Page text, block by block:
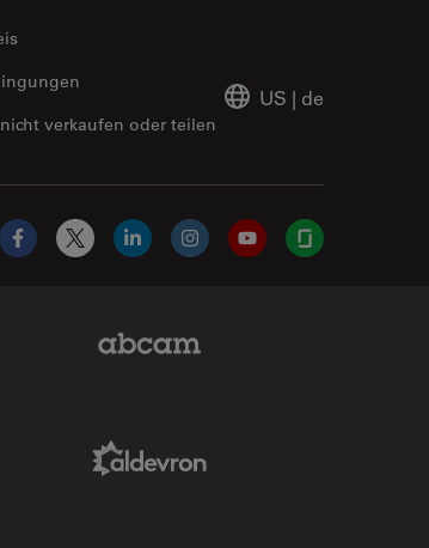
verkaufen oder teilen
US | de
Facebook
X LinkedInInstagramYouTubeGlassdoor